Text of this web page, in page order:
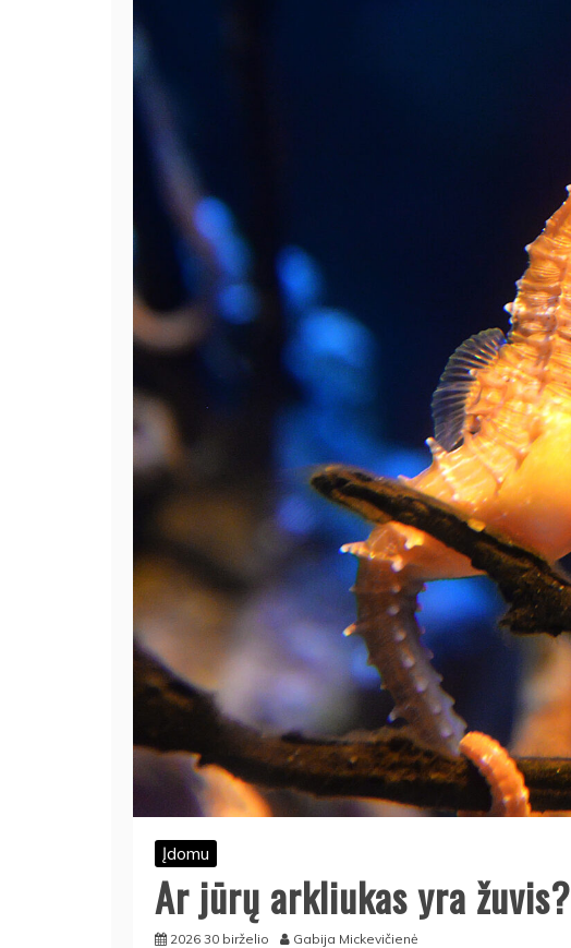
Įdomu
Ar jūrų arkliukas yra žuvis?
2026 30 birželio Gabija Mickevičienė